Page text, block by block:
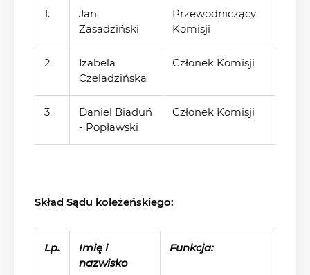
1.
Jan
Zasadziński
Przewodniczący
Komisji
2.
Izabela
Czeladzińska
Członek Komisji
3.
Daniel Biaduń
- Popławski
Członek Komisji
Skład Sądu koleżeńskiego:
Lp.
Imię i
nazwisko
Funkcja: